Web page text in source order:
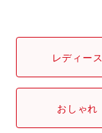
作業用小物・
つなぎ
アイズフロンティ
TSDESIGN ラン
ハイパーV
ムービンカット
医療白衣・介護服
レディース
おしゃれ